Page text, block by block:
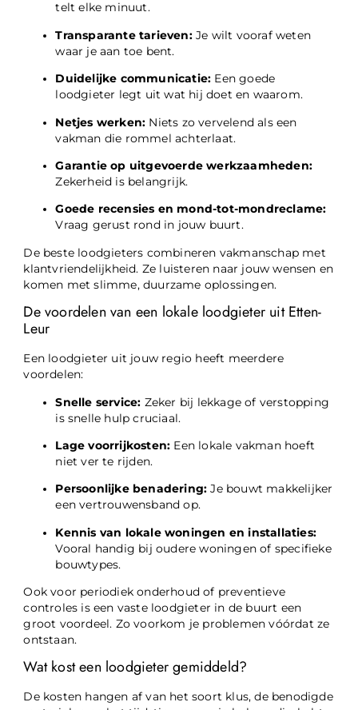
telt elke minuut.
Transparante tarieven:Je wilt vooraf weten
waar je aan toe bent.
Duidelijke communicatie: Een goede
loodgieter legt uit wat hij doet en waarom.
Netjes werken: Niets zo vervelend als een
vakman die rommel achterlaat.
Garantie op uitgevoerde werkzaamheden:
Zekerheid is belangrijk.
Goede recensies en mond-tot-mondreclame:
Vraag gerust rond in jouw buurt.
De beste loodgieters combineren vakmanschap met
klantvriendelijkheid. Ze luisteren naar jouw wensen en
komen met slimme, duurzame oplossingen.
De voordelen van een lokale loodgieter uit Etten-
Leur
Een loodgieter uit jouw regio heeft meerdere
voordelen:
Snelle service: Zeker bij lekkage of verstopping
is snelle hulp cruciaal.
Lage voorrijkosten: Een lokale vakman hoeft
niet ver te rijden.
Persoonlijke benadering: Je bouwt makkelijker
een vertrouwensband op.
Kennis van lokale woningen en installaties:
Vooral handig bij oudere woningen of specifieke
bouwtypes.
Ook voor periodiek onderhoud of preventieve
controles is een vaste loodgieter in de buurt een
groot voordeel. Zo voorkom je problemen vóórdat ze
ontstaan.
Wat kost een loodgieter gemiddeld?
De kosten hangen af van het soort klus, de benodigde